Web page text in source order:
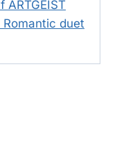
ARTGEIST
duet